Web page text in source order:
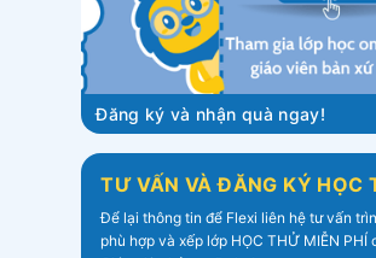
Đăng ký và nhận quà ngay!
TƯ VẤN VÀ ĐĂNG KÝ HỌC
Để lại thông tin để Flexi liên hệ tư vấn
phù hợp và xếp lớp HỌC THỬ MIỄN PHÍ